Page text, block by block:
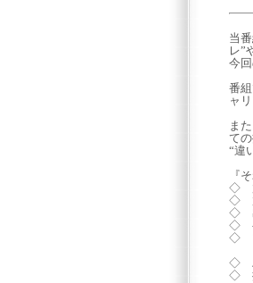
当
レ”
今
番
ャ
ま
て
“違
『
◇
◇
◇
◇
◇
◇
◇